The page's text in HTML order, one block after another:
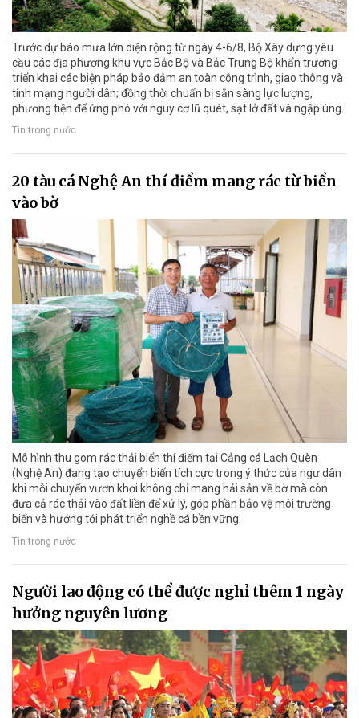
Trước dự báo mưa lớn diện rộng từ ngày 4-6/8, Bộ Xây dựng yêu
cầu các địa phương khu vực Bắc Bộ và Bắc Trung Bộ khẩn trương
triển khai các biện pháp bảo đảm an toàn công trình, giao thông và
tính mạng người dân; đồng thời chuẩn bị sẵn sàng lực lượng,
phương tiện để ứng phó với nguy cơ lũ quét, sạt lở đất và ngập úng.
Tin trong nước
20 tàu cá Nghệ An thí điểm mang rác từ biển
vào bờ
Mô hình thu gom rác thải biển thí điểm tại Cảng cá Lạch Quèn
(Nghệ An) đang tạo chuyển biến tích cực trong ý thức của ngư dân
khi mỗi chuyến vươn khơi không chỉ mang hải sản về bờ mà còn
đưa cả rác thải vào đất liền để xử lý, góp phần bảo vệ môi trường
biển và hướng tới phát triển nghề cá bền vững.
Tin trong nước
Người lao động có thể được nghỉ thêm 1 ngày
hưởng nguyên lương